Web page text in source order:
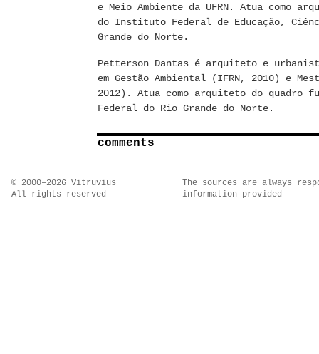
e Meio Ambiente da UFRN. Atua como
do Instituto Federal de Educação,
Grande do Norte.
Petterson Dantas é arquiteto e
em Gestão Ambiental (IFRN, 2010) e
2012). Atua como arquiteto do quadro
Federal do Rio Grande do Norte.
comments
© 2000–2026 Vitruvius
All rights reserved
The sources are always
information provided